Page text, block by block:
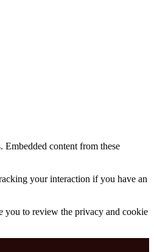
content from these
your interaction if you have an
you to review the privacy and cookie